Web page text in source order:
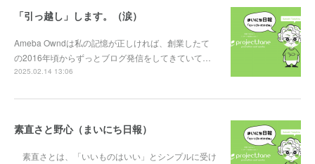
「引っ越し」します。（涙）
Ameba Owndは私の記憶が正しければ、創業したて
の2016年頃からずっとブログ発信をしてきていて…
2025.02.14 13:06
素直さと野心（まいにち日報）
素直さとは、「いいものはいい」とシンプルに受け